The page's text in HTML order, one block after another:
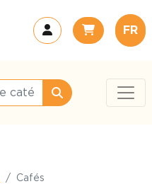
FR
Cafés